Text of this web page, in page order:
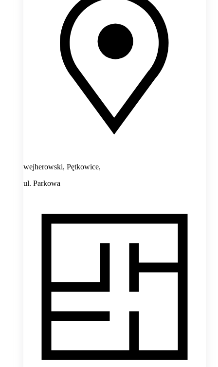
wejherowski, Pętkowice,
ul. Parkowa